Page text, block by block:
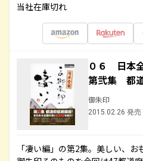
当社在庫切れ
０６ 日本
第弐集 都
御朱印
2015.02.26 発売
「凄い編」の第2集。美しい、